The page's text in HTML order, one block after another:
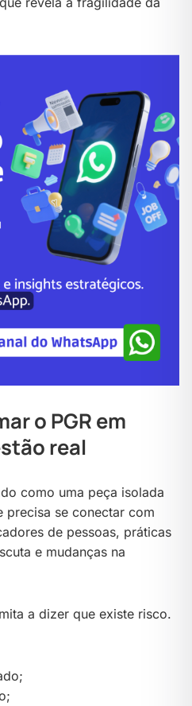
o PGR em
real
como uma peça isolada
precisa se conectar com
de pessoas, práticas
e mudanças na
a dizer que existe risco.